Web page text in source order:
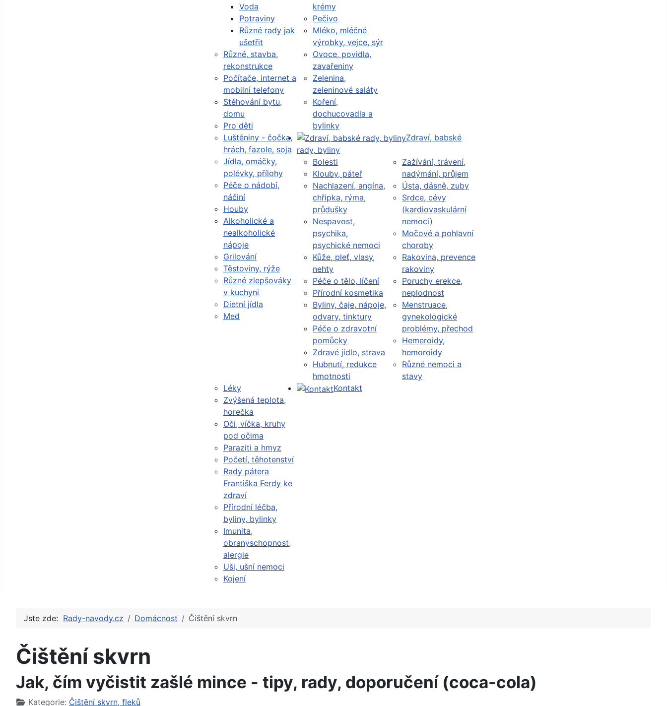
Voda
Potraviny
Různé rady jak
ušetřit
Různé, stavba,
rekonstrukce
Počítače, internet a
mobilní telefony
Stěhování bytu,
domu
Pro děti
krémy
Pečivo
Mléko, mléčné
výrobky, vejce, sýr
Ovoce, povidla,
zavařeniny
Zelenina,
zeleninové saláty
Koření,
dochucovadla a
bylinky
Luštěniny - čočka,
hrách, fazole, soja
Jídla, omáčky,
polévky, přílohy
Péče o nádobí,
náčiní
Houby
Alkoholické a
nealkoholické
nápoje
Grilování
Těstoviny, rýže
Různé zlepšováky
v kuchyni
Dietní jídla
Med
Zdraví, babské
rady, byliny
Bolesti
Klouby, páteř
Nachlazení, angína,
chřipka, rýma,
průdušky
Nespavost,
psychika,
psychické nemoci
Kůže, pleť, vlasy,
nehty
Péče o tělo, líčení
Přírodní kosmetika
Byliny, čaje, nápoje,
odvary, tinktury
Péče o zdravotní
pomůcky
Zdravé jídlo, strava
Hubnutí, redukce
hmotnosti
Zažívání, trávení,
nadýmání, průjem
Ústa, dásně, zuby
Srdce, cévy
(kardiovaskulární
nemoci)
Močové a pohlavní
choroby
Rakovina, prevence
rakoviny
Poruchy erekce,
neplodnost
Menstruace,
gynekologické
problémy, přechod
Hemeroidy,
hemoroidy
Různé nemoci a
stavy
Léky
Zvýšená teplota,
horečka
Oči, víčka, kruhy
pod očima
Paraziti a hmyz
Početí, těhotenství
Rady pátera
Františka Ferdy ke
zdraví
Přírodní léčba,
byliny, bylinky
Imunita,
obranyschopnost,
alergie
Uši, ušní nemoci
Kojení
Kontakt
Jste zde: Rady-navody.cz Domácnost Čištění skvrn
Čištění skvrn
Jak, čím vyčistit zašlé mince - tipy, rady, doporučení (coca-cola)
Základní údaje
Kategorie: Čištění skvrn, fleků